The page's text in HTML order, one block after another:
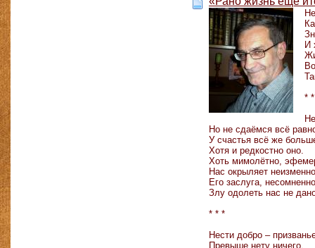
И
*
Но не сдаёмся всё
У счастья всё же
Хотя и редкостно оно.
Хоть мимолётно,
Нас окрыляет
Его заслуга,
Злу одолеть нас не
* * *
Нести добро –
Превыше нету ничего.